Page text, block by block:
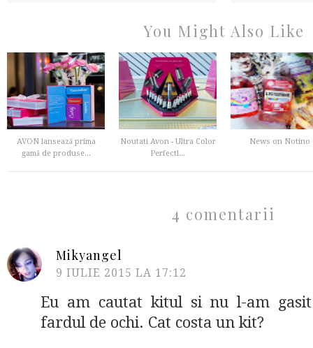
You Might Also Like
AVON lansează prima
gamă de produse...
Noutati Avon - Ultra Color
Perfectl...
News on Notino
4 comentarii
Mikyangel
9 IULIE 2015 LA 17:12
Eu am cautat kitul si nu l-am
fardul de ochi. Cat costa un kit?